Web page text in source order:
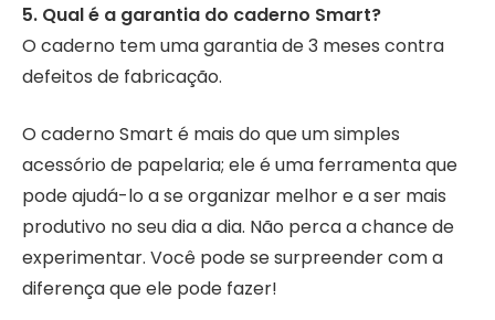
5. Qual é a garantia do caderno Smart?
O caderno tem uma garantia de 3 meses contra
defeitos de fabricação.
O caderno Smart é mais do que um simples
acessório de papelaria; ele é uma ferramenta que
pode ajudá-lo a se organizar melhor e a ser mais
produtivo no seu dia a dia. Não perca a chance de
experimentar. Você pode se surpreender com a
diferença que ele pode fazer!